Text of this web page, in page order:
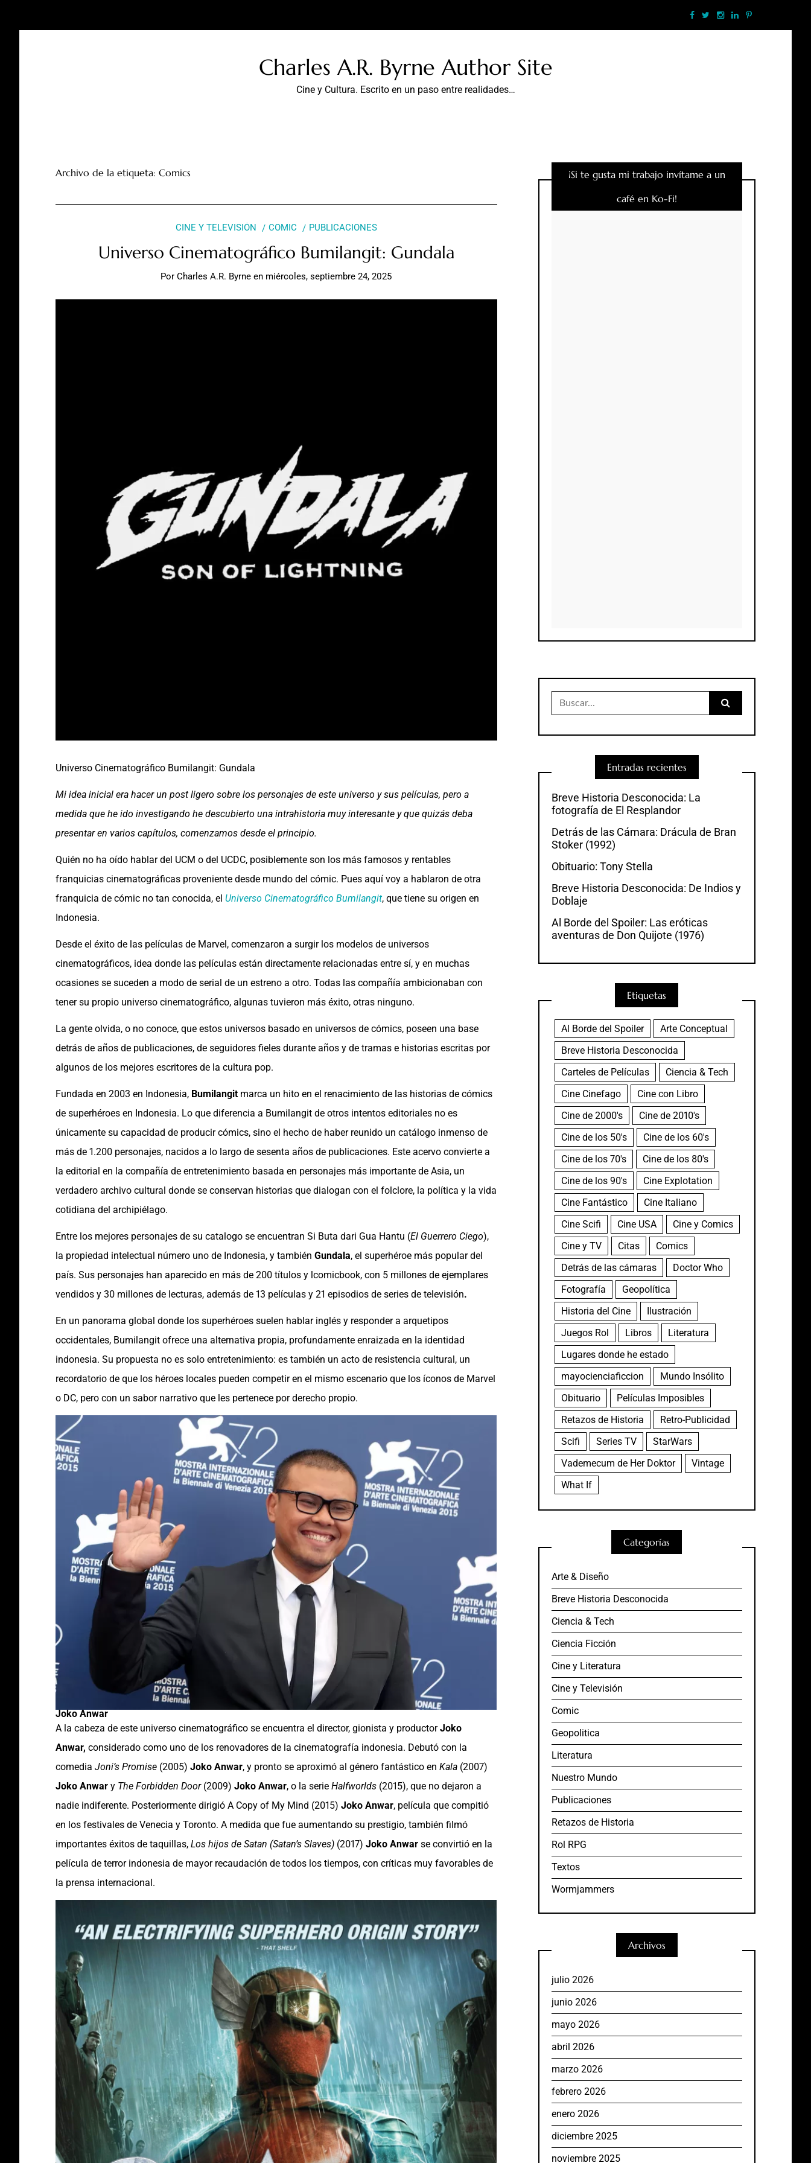
Charles A.R. Byrne Author Site
Cine y Cultura. Escrito en un paso entre realidades…
Archivo de la etiqueta: Comics
CINE Y TELEVISIÓN COMIC PUBLICACIONES
Universo Cinematográfico Bumilangit: Gundala
PorCharles A.R. Byrne en miércoles, septiembre 24, 2025
Universo Cinematográfico Bumilangit: Gundala
Mi idea inicial era hacer un post ligero sobre los personajes de este universo y sus películas, pero a
medida que he ido investigando he descubierto una intrahistoria muy interesante y que quizás deba
presentar en varios capítulos, comenzamos desde el principio.
Quién no ha oído hablar del UCM o del UCDC, posiblemente son los más famosos y rentables
franquicias cinematográficas proveniente desde mundo del cómic. Pues aquí voy a hablaron de otra
franquicia de cómic no tan conocida, el Universo Cinematográfico Bumilangit, que tiene su origen en
Indonesia.
Desde el éxito de las películas de Marvel, comenzaron a surgir los modelos de universos
cinematográficos, idea donde las películas están directamente relacionadas entre sí, y en muchas
ocasiones se suceden a modo de serial de un estreno a otro. Todas las compañía ambicionaban con
tener su propio universo cinematográfico, algunas tuvieron más éxito, otras ninguno.
La gente olvida, o no conoce, que estos universos basado en universos de cómics, poseen una base
detrás de años de publicaciones, de seguidores fieles durante años y de tramas e historias escritas por
algunos de los mejores escritores de la cultura pop.
Fundada en 2003 en Indonesia, Bumilangit marca un hito en el renacimiento de las historias de cómics
de superhéroes en Indonesia. Lo que diferencia a Bumilangit de otros intentos editoriales no es
únicamente su capacidad de producir cómics, sino el hecho de haber reunido un catálogo inmenso de
más de 1.200 personajes, nacidos a lo largo de sesenta años de publicaciones. Este acervo convierte a
la editorial en la compañía de entretenimiento basada en personajes más importante de Asia, un
verdadero archivo cultural donde se conservan historias que dialogan con el folclore, la política y la vida
cotidiana del archipiélago.
Entre los mejores personajes de su catalogo se encuentran Si Buta dari Gua Hantu (El Guerrero Ciego),
la propiedad intelectual número uno de Indonesia, y también Gundala, el superhéroe más popular del
país. Sus personajes han aparecido en más de 200 títulos y lcomicbook, con 5 millones de ejemplares
vendidos y 30 millones de lecturas, además de 13 películas y 21 episodios de series de televisión.
En un panorama global donde los superhéroes suelen hablar inglés y responder a arquetipos
occidentales, Bumilangit ofrece una alternativa propia, profundamente enraizada en la identidad
indonesia. Su propuesta no es solo entretenimiento: es también un acto de resistencia cultural, un
recordatorio de que los héroes locales pueden competir en el mismo escenario que los íconos de Marvel
o DC, pero con un sabor narrativo que les pertenece por derecho propio.
Joko Anwar
A la cabeza de este universo cinematográfico se encuentra el director, gionista y productorJoko
Anwar, considerado como uno de los renovadores de la cinematografía indonesia. Debutó con la
comedia Joni’s Promise (2005) Joko Anwar, y pronto se aproximó al género fantástico en Kala (2007)
Joko Anwar y The Forbidden Door(2009) Joko Anwar, o la serie Halfworlds (2015), que no dejaron a
nadie indiferente. Posteriormente dirigió A Copy of My Mind (2015) Joko Anwar, película que compitió
en los festivales de Venecia y Toronto. A medida que fue aumentando su prestigio, también filmó
importantes éxitos de taquillas, Los hijos de Satan (Satan’s Slaves) (2017) Joko Anwar se convirtió en la
película de terror indonesia de mayor recaudación de todos los tiempos, con críticas muy favorables de
la prensa internacional.
¡Si te gusta mi trabajo invítame a un
café en Ko-Fi!
Buscar:
Entradas recientes
Breve Historia Desconocida: La
fotografía de El Resplandor
Detrás de las Cámara: Drácula de Bran
Stoker (1992)
Obituario: Tony Stella
Breve Historia Desconocida: De Indios y
Doblaje
Al Borde del Spoiler: Las eróticas
aventuras de Don Quijote (1976)
Etiquetas
Al Borde del Spoiler
Arte Conceptual
Breve Historia Desconocida
Carteles de Películas
Ciencia & Tech
Cine Cinefago
Cine con Libro
Cine de 2000's
Cine de 2010's
Cine de los 50's
Cine de los 60's
Cine de los 70's
Cine de los 80's
Cine de los 90's
Cine Explotation
Cine Fantástico
Cine Italiano
Cine Scifi
Cine USA
Cine y Comics
Cine y TV
Citas
Comics
Detrás de las cámaras
Doctor Who
Fotografía
Geopolítica
Historia del Cine
Ilustración
Juegos Rol
Libros
Literatura
Lugares donde he estado
mayocienciaficcion
Mundo Insólito
Obituario
Películas Imposibles
Retazos de Historia
Retro-Publicidad
Scifi
Series TV
StarWars
Vademecum de Her Doktor
Vintage
What If
Categorías
Arte & Diseño
Breve Historia Desconocida
Ciencia & Tech
Ciencia Ficción
Cine y Literatura
Cine y Televisión
Comic
Geopolitica
Literatura
Nuestro Mundo
Publicaciones
Retazos de Historia
Rol RPG
Textos
Wormjammers
Archivos
julio 2026
junio 2026
mayo 2026
abril 2026
marzo 2026
febrero 2026
enero 2026
diciembre 2025
noviembre 2025